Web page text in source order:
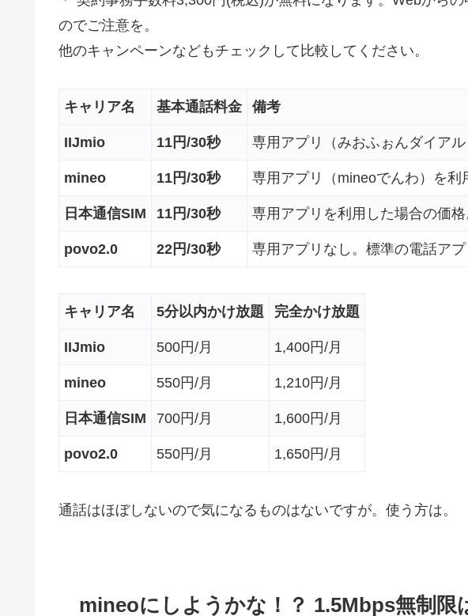
のでご注意を。
他のキャンペーンなどもチェックして比較してください。
キャリア名 基本通話料金 備考
IIJmio 11円/30秒 専用アプリ（みおふぉんダイアル
mineo 11円/30秒 専用アプリ（mineoでんわ）を利
日本通信SIM 11円/30秒 専用アプリを利用した場合の価格
povo2.0 22円/30秒 専用アプリなし。標準の電話アプ
キャリア名 5分以内かけ放題 完全かけ放題
IIJmio 500円/月 1,400円/月
mineo 550円/月 1,210円/月
日本通信SIM 700円/月 1,600円/月
povo2.0 550円/月 1,650円/月
通話はほぼしないので気になるものはないですが。使う方は。
mineoにしようかな！？ 1.5Mbps無制限